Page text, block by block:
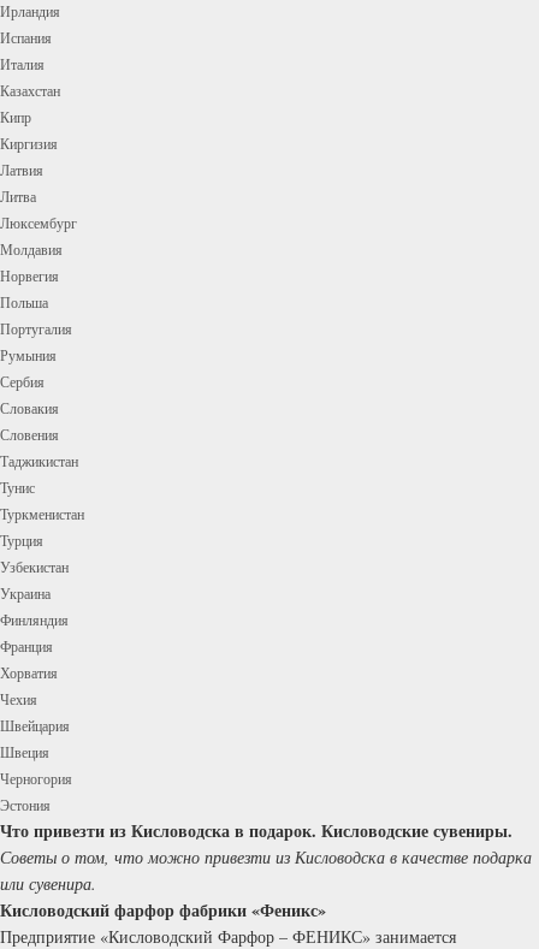
Ирландия
Испания
Италия
Казахстан
Кипр
Киргизия
Латвия
Литва
Люксембург
Молдавия
Норвегия
Польша
Португалия
Румыния
Сербия
Словакия
Словения
Таджикистан
Тунис
Туркменистан
Турция
Узбекистан
Украина
Финляндия
Франция
Хорватия
Чехия
Швейцария
Швеция
Черногория
Эстония
Что привезти из Кисловодска в подарок. Кисловодские сувениры.
Советы о том, что можно привезти из Кисловодска в качестве подарка
или сувенира.
Кисловодский фарфор фабрики «Феникс»
Предприятие «Кисловодский Фарфор – ФЕНИКС» занимается